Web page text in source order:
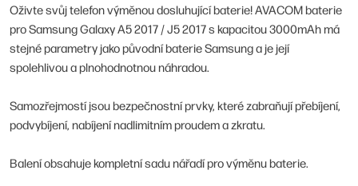
Oživte svůj telefon výměnou dosluhující baterie! AVACOM baterie
pro Samsung Galaxy A5 2017 / J5 2017 s kapacitou 3000mAh má
stejné parametry jako původní baterie Samsung a je její
spolehlivou a plnohodnotnou náhradou.
Samozřejmostí jsou bezpečnostní prvky, které zabraňují přebíjení,
podvybíjení, nabíjení nadlimitním proudem a zkratu.
Balení obsahuje kompletní sadu nářadí pro výměnu baterie.